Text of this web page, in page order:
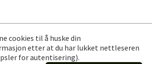
cookies til å huske din
etter at du har lukket nettleseren
for autentisering).